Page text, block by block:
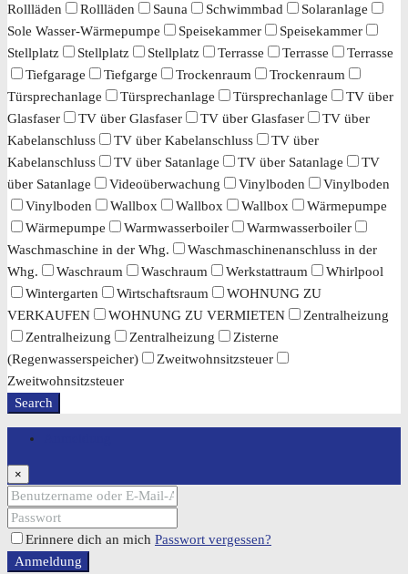
Rollläden
Rollläden Sauna Schwimmbad
Solaranlage
Sole Wasser-Wärmepumpe
Speisekammer
Speisekammer
Stellplatz
Stellplatz Stellplatz Terrasse Terrasse
Terrasse
Tiefgarage
Tiefgarge Trockenraum
Trockenraum
Türsprechanlage
Türsprechanlage Türsprechanlage
TV über
Glasfaser
TV über Glasfaser TV über Glasfaser
TV über
Kabelanschluss
TV über Kabelanschluss
TV über
Kabelanschluss
TV über Satanlage TV über Satanlage
TV
über Satanlage
Videoüberwachung Vinylboden
Vinylboden
Vinylboden
Wallbox Wallbox Wallbox
Wärmepumpe
Wärmepumpe
Warmwasserboiler
Warmwasserboiler
Waschmaschine in der Whg.
Waschmaschinenanschluss in der
Whg.
Waschraum Waschraum Werkstattraum
Whirlpool
Wintergarten
Wirtschaftsraum
WOHNUNG ZU
VERKAUFEN
WOHNUNG ZU VERMIETEN
Zentralheizung
Zentralheizung
Zentralheizung
Zisterne
(Regenwasserspeicher)
Zweitwohnsitzsteuer
Zweitwohnsitzsteuer
Search
×
Erinnere dich an mich Passwort vergessen?
Anmeldung